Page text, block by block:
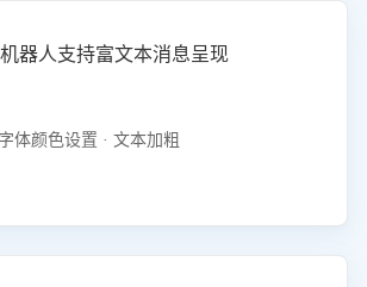
器人支持富文本消息呈现
体颜色设置 · 文本加粗